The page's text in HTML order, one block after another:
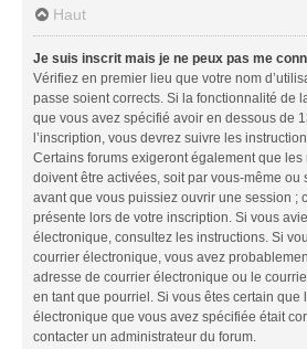
Haut
Je suis inscrit mais je ne peux pas me
Vérifiez en premier lieu que votre nom
passe soient corrects. Si la fonctionnalité de
que vous avez spécifié avoir en dessous de
l’inscription, vous devrez suivre les
Certains forums exigeront également que
doivent être activées, soit par vous-même ou
avant que vous puissiez ouvrir une session ;
présente lors de votre inscription. Si vous
électronique, consultez les instructions. Si
courrier électronique, vous avez
adresse de courrier électronique ou le
en tant que pourriel. Si vous êtes certain que
électronique que vous avez spécifiée était
contacter un administrateur du forum.